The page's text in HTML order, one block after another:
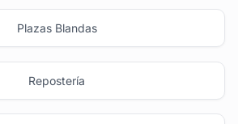
Plazas Blandas
Repostería